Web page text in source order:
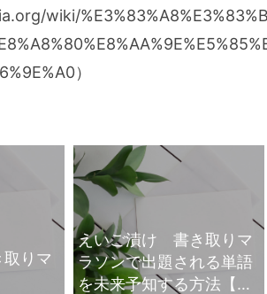
wiki/
）
りマ
えいご漬け 書き取りマ
ラソンで出題される単語
を未来予知する方法【乱